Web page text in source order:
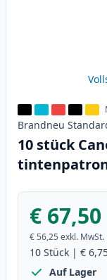
Brandneu
10 stück
€ 67,50
€ 56,25 exkl. MwSt.
10 Stück | €
Auf Lager